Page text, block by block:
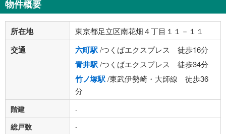
物件概要
所在地 東京都足立区南花畑４丁目１１－１１
交通 六町駅/つくばエクスプレス 徒歩16分
青井駅/つくばエクスプレス 徒歩34分
竹ノ塚駅/東武伊勢崎・大師線 徒歩36
分
階建
-
総戸数
-